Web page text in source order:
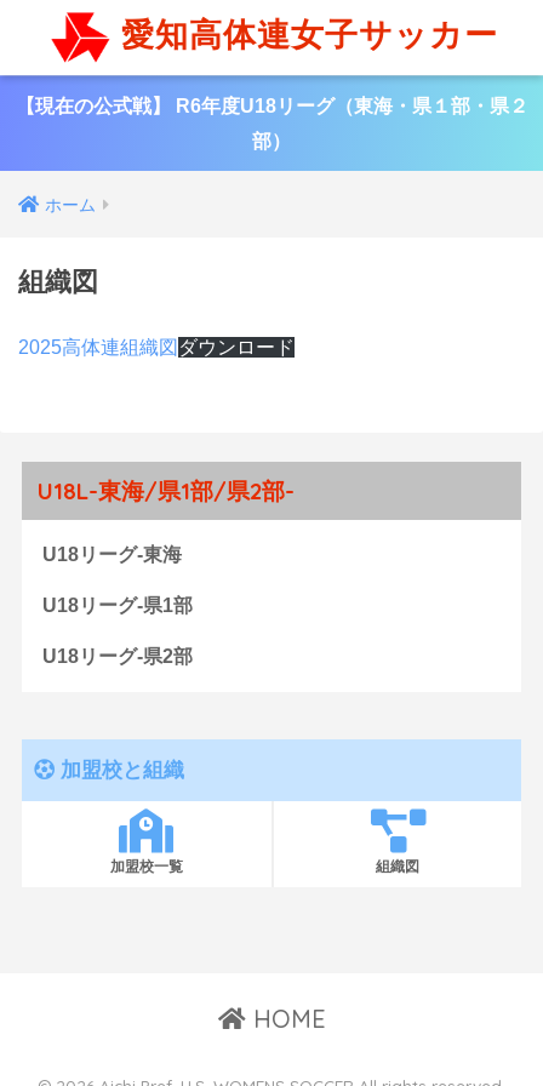
愛知高体連女子サッカー
【現在の公式戦】 R6年度U18リーグ（東海・県１部・県２
部）
ホーム
組織図
2025高体連組織図 ダウンロード
U18L-東海/県1部/県2部-
U18リーグ-東海
U18リーグ-県1部
U18リーグ-県2部
加盟校と組織
加盟校一覧 組織図
HOME